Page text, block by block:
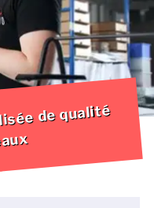
de qualité